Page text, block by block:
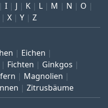
I J K L M N
O
X Y Z
Eichen
Fichten
Ginkgos
Magnolien
Zitrusbäume